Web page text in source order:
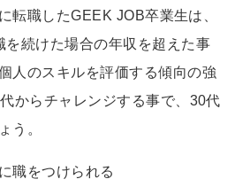
転職したGEEK JOB卒業生は、
を続けた場合の年収を超えた事
人のスキルを評価する傾向の強
からチャレンジする事で、30代
う。
職をつけられる